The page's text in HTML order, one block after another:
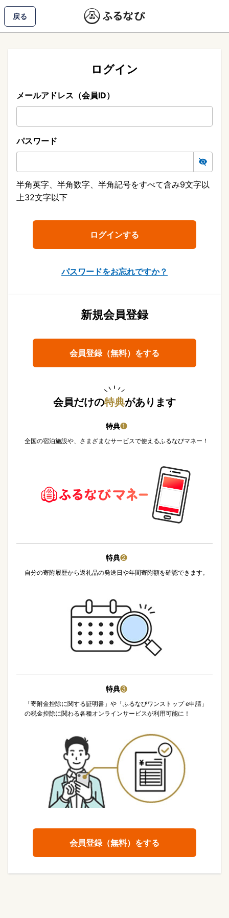
戻る
ログイン
メールアドレス（会員ID）
パスワード
半角英字、半角数字、半角記号をすべて含み9文字以
上32文字以下
パスワードをお忘れですか？
新規会員登録
会員登録（無料）をする
会員だけの特典があります
特典❶
全国の宿泊施設や、さまざまなサービスで使えるふるなびマネー！
特典❷
自分の寄附履歴から返礼品の発送日や年間寄附額を確認できます。
特典❸
「寄附金控除に関する証明書」や「ふるなびワンストップ e申請」
の税金控除に関わる各種オンラインサービスが利用可能に！
会員登録（無料）をする